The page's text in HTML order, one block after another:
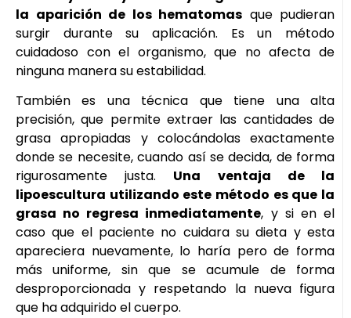
la aparición de los hematomas que pudieran
surgir durante su aplicación. Es un método
cuidadoso con el organismo, que no afecta de
ninguna manera su estabilidad.
También es una técnica que tiene una alta
precisión, que permite extraer las cantidades de
grasa apropiadas y colocándolas exactamente
donde se necesite, cuando así se decida, de forma
rigurosamente justa. Una ventaja de la
lipoescultura utilizando este método es que la
grasa no regresa inmediatamente, y si en el
caso que el paciente no cuidara su dieta y esta
apareciera nuevamente, lo haría pero de forma
más uniforme, sin que se acumule de forma
desproporcionada y respetando la nueva figura
que ha adquirido el cuerpo.